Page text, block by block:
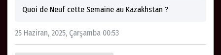
Quoi de Neuf cette Semaine au Kazakhstan ?
25 Haziran, 2025, Çarşamba 00:53